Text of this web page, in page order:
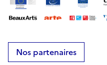
Nos partenaires